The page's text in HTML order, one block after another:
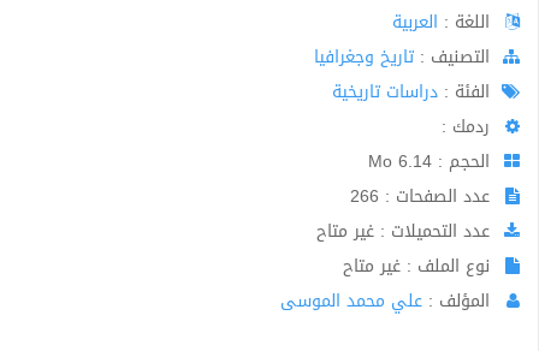
اللغة : العربية
اﻟﺘﺼﻨﻴﻒ : تاريخ وجغرافيا
الفئة : دراسات تاريخية
ردمك :
الحجم : 6.14 Mo
عدد الصفحات : 266
عدد التحميلات : غير متاح
نوع الملف : غير متاح
المؤلف : علي محمد الموسى